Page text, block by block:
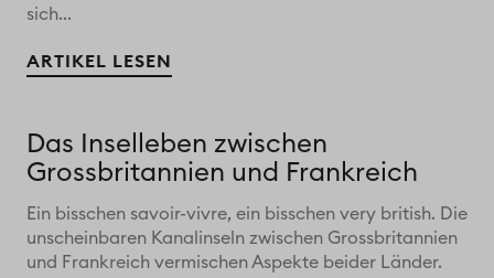
sich...
ARTIKEL LESEN
Das Inselleben zwischen
Grossbritannien und Frankreich
Ein bisschen savoir-vivre, ein bisschen very british. Die
unscheinbaren Kanalinseln zwischen Grossbritannien
und Frankreich vermischen Aspekte beider Länder.